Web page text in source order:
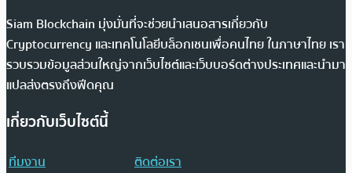
Siam Blockchain มุ่งมั่นที่จะช่วยนำเสนอสารเกี่ยวกับ
Cryptocurrency และเทคโนโลยีบล็อกเชนเพื่อคนไทย ในภาษาไทย เรา
รวบรวมข้อมูลส่วนใหญ่จากเว็บไซต์และเว็บบอร์ดต่างประเทศและนำมา
แปลส่งตรงถึงฟีดคุณ
เกี่ยวกับเว็บไซต์นี้
ทีมงาน
ติดต่อเรา